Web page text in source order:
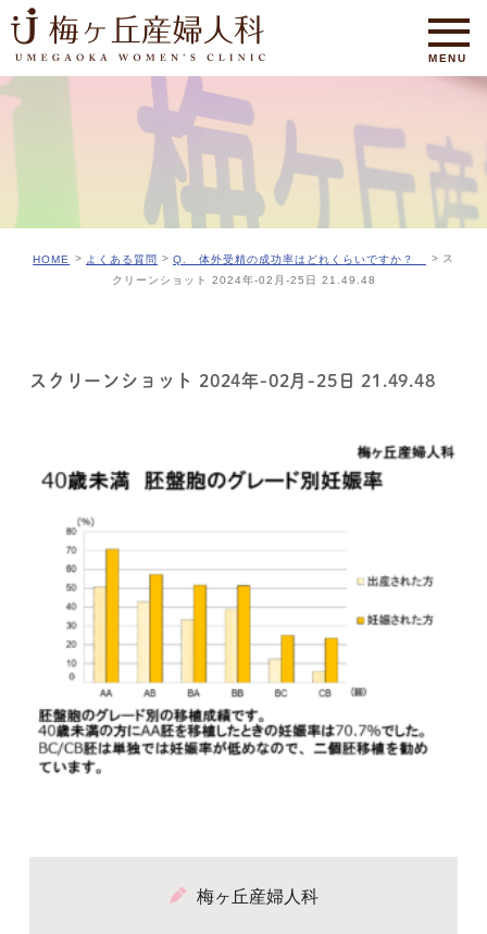
HOME よくある質問 Q. 体外受精の成功率はどれくらいですか？
ス
クリーンショット 2024年-02月-25日 21.49.48
スクリーンショット 2024年-02月-25日 21.49.48
梅ヶ丘産婦人科